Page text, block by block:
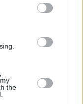
the
2028.